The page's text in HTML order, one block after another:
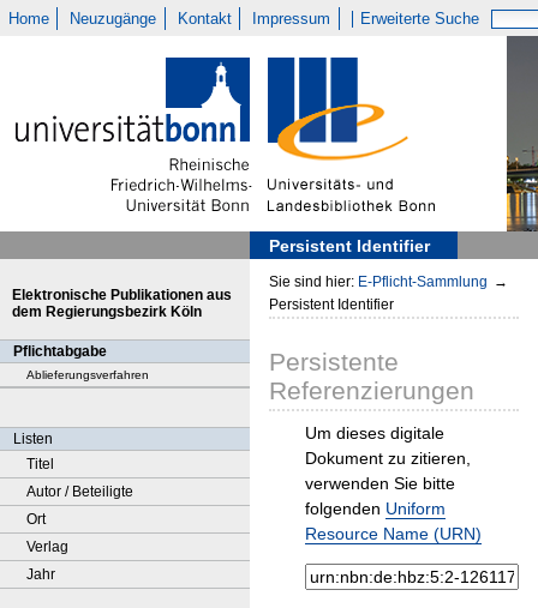
Home Neuzugänge Kontakt Impressum Erweiterte Suche
Persistent Identifier
Elektronische Publikationen aus
dem Regierungsbezirk Köln
Pflichtabgabe
Ablieferungsverfahren
Listen
Titel
Autor / Beteiligte
Ort
Verlag
Jahr
Sie sind hier: E-Pflicht-Sammlung →
Persistent Identifier
Persistente
Referenzierungen
Um dieses digitale
Dokument zu zitieren,
verwenden Sie bitte
folgenden Uniform
Resource Name (URN)